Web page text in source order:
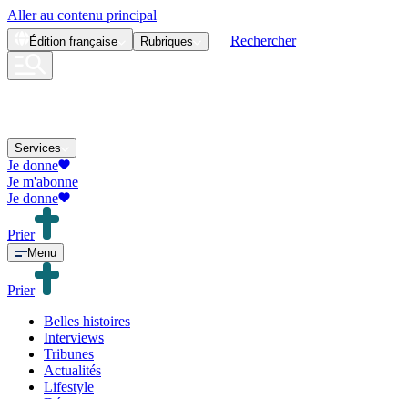
Aller au contenu principal
Édition française Rubriques Rechercher
Services
Je donne
Je m'abonne
Je donne
Prier
Menu
Prier
Belles histoires
Interviews
Tribunes
Actualités
Lifestyle